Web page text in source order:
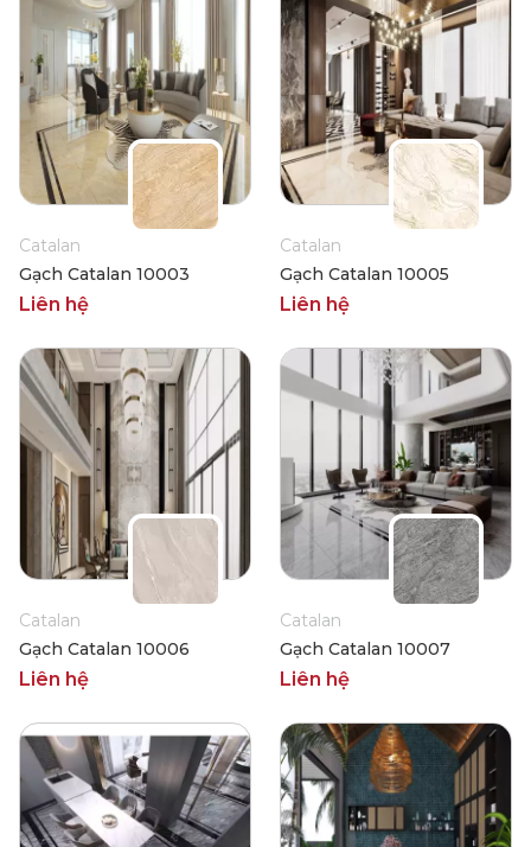
Catalan
Gạch Catalan 10003
Liên hệ
Catalan
Gạch Catalan 10005
Liên hệ
Catalan
Gạch Catalan 10006
Liên hệ
Catalan
Gạch Catalan 10007
Liên hệ